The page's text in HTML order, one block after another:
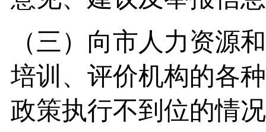
（三）向市人力资源
培训、评价机构的各
政策执行不到位的情